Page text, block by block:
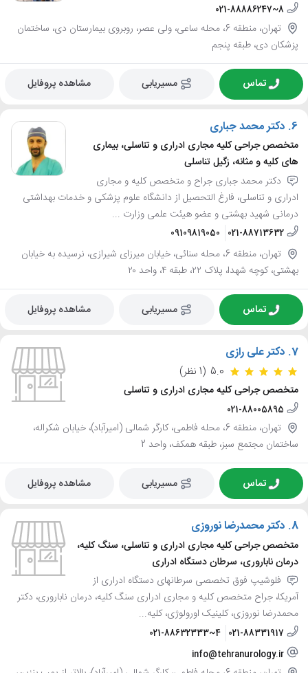
021-88886247~8
تهران، منطقه 6، محله ساعی، ولی عصر، روبروی بیمارستان دی، ساختمان
پزشکان دی، طبقه پنجم
تماس مسیریابی مشاهده پروفایل
6. دکتر محمد جباری
متخصص جراحی کلیه مجاری ادراری و تناسلی، بیماری
های کلیه و مثانه، زگیل تناسلی
دکتر محمد جباری جراح و متخصص کلیه و مجاری
ادراری و تناسلی، فارغ التحصیل از دانشگاه علوم پزشکی و خدمات بهداشتی
درمانی شهید بهشتی و عضو هیئت علمی وزارت ...
021-88713632
09109819050
تهران، منطقه 6، محله سنائی، خیابان میرزای شیرازی، نرسیده به خیابان
بهشتی، کوچه شهدا، پلاک ۲۲، طبقه ۴، واحد ۲۰
تماس مسیریابی مشاهده پروفایل
7. دکتر علی رازی
5.0 (1 نظر)
متخصص جراحی کلیه مجاری ادراری و تناسلی
021-88005895
تهران، منطقه 6، محله فاطمی، کارگر شمالی (امیرآباد)، خیابان شکراله،
ساختمان مجتمع سبز، طبقه همکف، واحد 2
تماس مسیریابی مشاهده پروفایل
8. دکتر محمدرضا نوروزی
متخصص جراحی کلیه مجاری ادراری و تناسلی، سنگ کلیه،
درمان ناباروری، سرطان دستگاه ادراری
فلوشیپ فوق تخصصی سرطانهای دستگاه ادراری از
آمریکا، جراح متخصص کلیه و مجاری ادراری سنگ کلیه، درمان ناباروری، دکتر
محمدرضا نوروزی، کلینیک اورولوژی، کلیه...
021-88331917
021-88632333~4
info@tehranurology.ir